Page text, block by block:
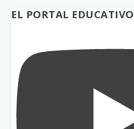
EL PORTAL EDUCATIVO